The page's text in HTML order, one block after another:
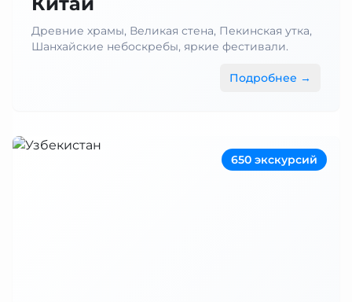
Древние храмы, Великая стена, Пекинская утка,
Шанхайские небоскребы, яркие фестивали.
Подробнее →
650 экскурсий